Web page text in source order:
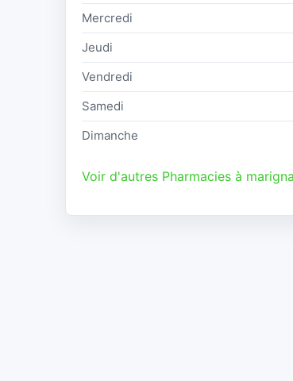
Mercredi
Jeudi
Vendredi
Samedi
Dimanche
Voir d'autres Pharmacies à